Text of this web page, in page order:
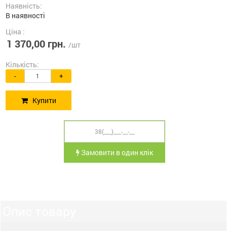
Наявність:
В наявності
Ціна :
1 370,00 грн. /шт
Кількість:
- +
Купити
Замовити в один клік